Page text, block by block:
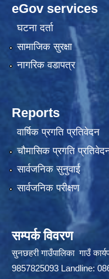
eGov services
घटना दर्ता
सामाजिक सुरक्षा
नागरिक वडापत्र
Reports
वार्षिक प्रगति प्रतिवेदन
चौमासिक प्रगति
सार्वजनिक सुनुवाई
सार्वजनिक परीक्षण
सम्पर्क विवरण
सुनछहरी गाउँपालिका गाउँ
9857825093 Landline: